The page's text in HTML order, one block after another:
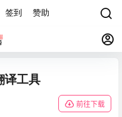
签到 赞助
译工具
前往下载